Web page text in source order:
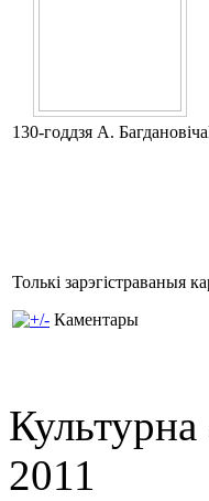
130-годдзя А. Багдановіча
Толькі зарэгістраваныя
Каментары
2011